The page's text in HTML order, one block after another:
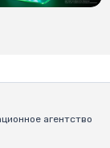
агентство